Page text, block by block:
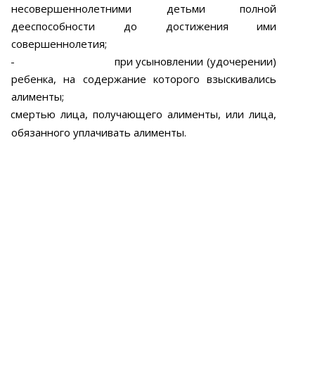
несовершеннолетними детьми полной
дееспособности до достижения ими
совершеннолетия;
-
при усыновлении (удочерении)
ребенка, на содержание которого взыскивались
алименты;
смертью лица, получающего алименты, или лица,
обязанного уплачивать алименты.